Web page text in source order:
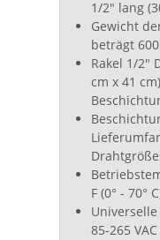
1/2" lang
Gewicht
beträgt
Rakel 1/2"
cm x 41
F (0° - 70°
85-265